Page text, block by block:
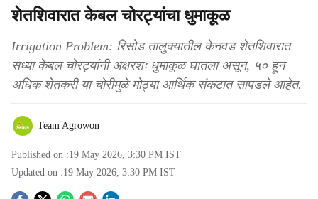
शेतशिवारात केबल चोरट्यांचा धुमाकूळ
Irrigation Problem: रिसोड तालुक्यातील केनवड शेतशिवारात
सध्या केबल चोरट्यांनी अक्षरशः धुमाकूळ घातला असून, ५० हून
अधिक शेतकरी या चोरीमुळे मोठ्या आर्थिक संकटात सापडले आहेत.
Team Agrowon
Published on :19 May 2026, 3:30 PM IST
Updated on :19 May 2026, 3:30 PM IST